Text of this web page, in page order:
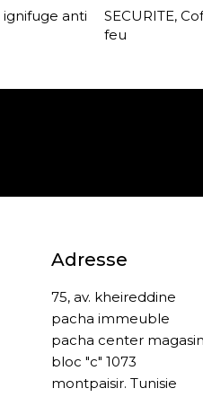
anti
SECURITE,
feu
Adresse
75, av. kheireddine
pacha immeuble
pacha center magasin
bloc "c" 1073
montpaisir. Tunisie